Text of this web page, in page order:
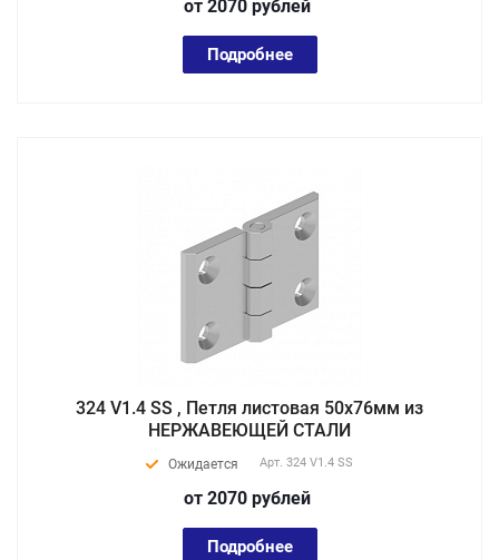
от 2070 рублей
Подробнее
324 V1.4 SS , Петля листовая 50х76мм из
НЕРЖАВЕЮЩЕЙ СТАЛИ
Ожидается Арт. 324 V1.4 SS
от 2070 рублей
Подробнее